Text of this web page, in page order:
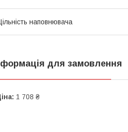
наповнювача
для замовлення
1 708 ₴